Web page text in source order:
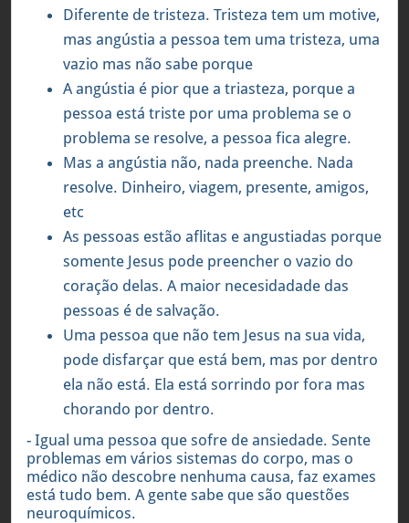
Diferente de tristeza. Tristeza tem um motive,
mas angústia a pessoa tem uma tristeza, uma
vazio mas não sabe porque
A angústia é pior que a triasteza, porque a
pessoa está triste por uma problema se o
problema se resolve, a pessoa fica alegre.
Mas a angústia não, nada preenche. Nada
resolve. Dinheiro, viagem, presente, amigos,
etc
As pessoas estão aflitas e angustiadas porque
somente Jesus pode preencher o vazio do
coração delas. A maior necesidadade das
pessoas é de salvação.
Uma pessoa que não tem Jesus na sua vida,
pode disfarçar que está bem, mas por dentro
ela não está. Ela está sorrindo por fora mas
chorando por dentro.
- Igual uma pessoa que sofre de ansiedade. Sente
problemas em vários sistemas do corpo, mas o
médico não descobre nenhuma causa, faz exames
está tudo bem. A gente sabe que são questões
neuroquímicos.